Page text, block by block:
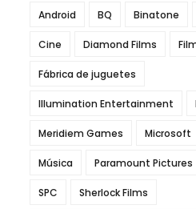
Android BQ Binatone
Cine Diamond Films
Fábrica de juguetes
Illumination Entertainment
Meridiem Games Microsoft
Música Paramount Pictures
SPC Sherlock Films